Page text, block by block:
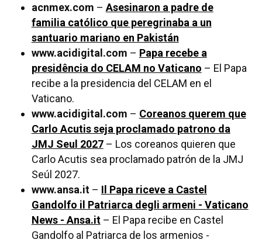
acnmex.com – Asesinaron a padre de
familia católico que peregrinaba a un
santuario mariano en Pakistán
www.acidigital.com – Papa recebe a
presidência do CELAM no Vaticano – El Papa
recibe a la presidencia del CELAM en el
Vaticano.
www.acidigital.com – Coreanos querem que
Carlo Acutis seja proclamado patrono da
JMJ Seul 2027– Los coreanos quieren que
Carlo Acutis sea proclamado patrón de la JMJ
Seúl 2027.
www.ansa.it– Il Papa riceve a Castel
Gandolfo il Patriarca degli armeni - Vaticano
News - Ansa.it– El Papa recibe en Castel
Gandolfo al Patriarca de los armenios -